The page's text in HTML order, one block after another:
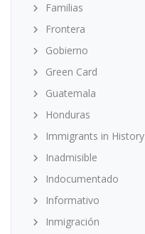
Familias
Frontera
Gobierno
Green Card
Guatemala
Honduras
Immigrants in History
Inadmisible
Indocumentado
Informativo
Inmigración